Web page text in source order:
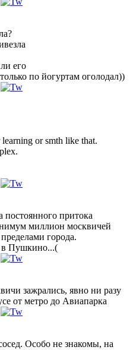
его
по йогуртам оголодал))
or smth like that.
постоянного притока
миллион москвичей
города.
в Пушкино...(
зажрались, явно ни разу
от метро до Авиапарка
Особо не знакомы, на